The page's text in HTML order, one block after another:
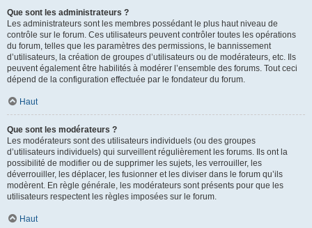
Que sont les administrateurs ?
Les administrateurs sont les membres possédant le plus haut niveau de
contrôle sur le forum. Ces utilisateurs peuvent contrôler toutes les opérations
du forum, telles que les paramètres des permissions, le bannissement
d’utilisateurs, la création de groupes d’utilisateurs ou de modérateurs, etc. Ils
peuvent également être habilités à modérer l’ensemble des forums. Tout ceci
dépend de la configuration effectuée par le fondateur du forum.
Haut
Que sont les modérateurs ?
Les modérateurs sont des utilisateurs individuels (ou des groupes
d’utilisateurs individuels) qui surveillent régulièrement les forums. Ils ont la
possibilité de modifier ou de supprimer les sujets, les verrouiller, les
déverrouiller, les déplacer, les fusionner et les diviser dans le forum qu’ils
modèrent. En règle générale, les modérateurs sont présents pour que les
utilisateurs respectent les règles imposées sur le forum.
Haut